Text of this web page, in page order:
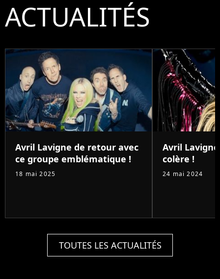
ACTUALITÉS
Avril Lavigne de retour avec
ce groupe emblématique !
18 mai 2025
Avril
colère !
24 mai 2024
TOUTES LES ACTUALITÉS